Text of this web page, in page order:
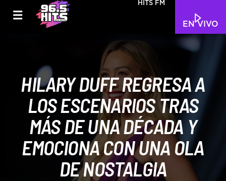
EN VIVO
HITS FM
HILARY DUFF REGRESA A
LOS ESCENARIOS TRAS
MÁS DE UNA DÉCADA Y
EMOCIONA CON UNA OLA
DE NOSTALGIA